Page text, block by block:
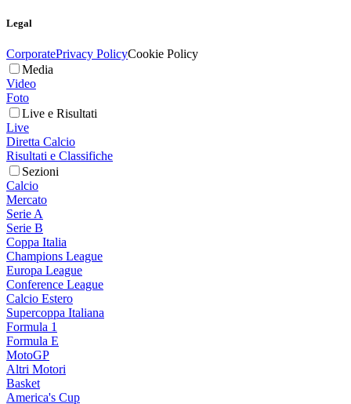
Legal
CorporatePrivacy PolicyCookie Policy
Media
Video
Foto
Live e Risultati
Live
Diretta Calcio
Risultati e Classifiche
Sezioni
Calcio
Mercato
Serie A
Serie B
Coppa Italia
Champions League
Europa League
Conference League
Calcio Estero
Supercoppa Italiana
Formula 1
Formula E
MotoGP
Altri Motori
Basket
America's Cup